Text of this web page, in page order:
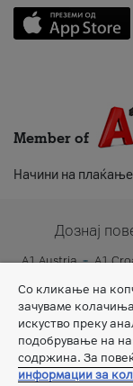
Member of
Начини на плаќање
Дознај
A1 Austria A1
Со кликање на
зачуваме
искуство преку
подобрување на
содржина. За
информации за